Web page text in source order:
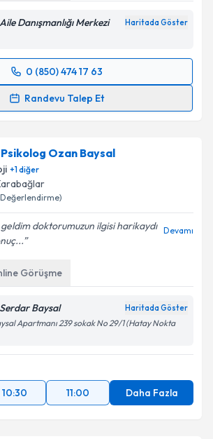
Danışmanlığı Merkezi Haritada Göster
0 (850) 474 17 63
Randevu Talep Et
Talebi
hazırlandığında e-posta ile
okudum ve kişisel verilerimin belirtilen
Ozan Baysal
+1diğer
Değerlendirme)
doktorumuzun ilgisi harikaydı Devamı
Görüşme
Baysal Haritada Göster
Apartmanı 239 sokak No 29/1 (Hatay Nokta
10:30 11:00 Daha Fazla